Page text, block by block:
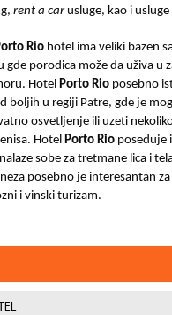
rent a carusluge, kao i usluge
Rio hotel ima veliki bazen
gde porodica može da uživa u
Hotel Porto Rio posebno
boljih u regiji Patre, gde je
osvetljenje ili uzeti
Hotel Porto Rio poseduje
sobe za tretmane lica i
posebno je interesantan
i vinski turizam.